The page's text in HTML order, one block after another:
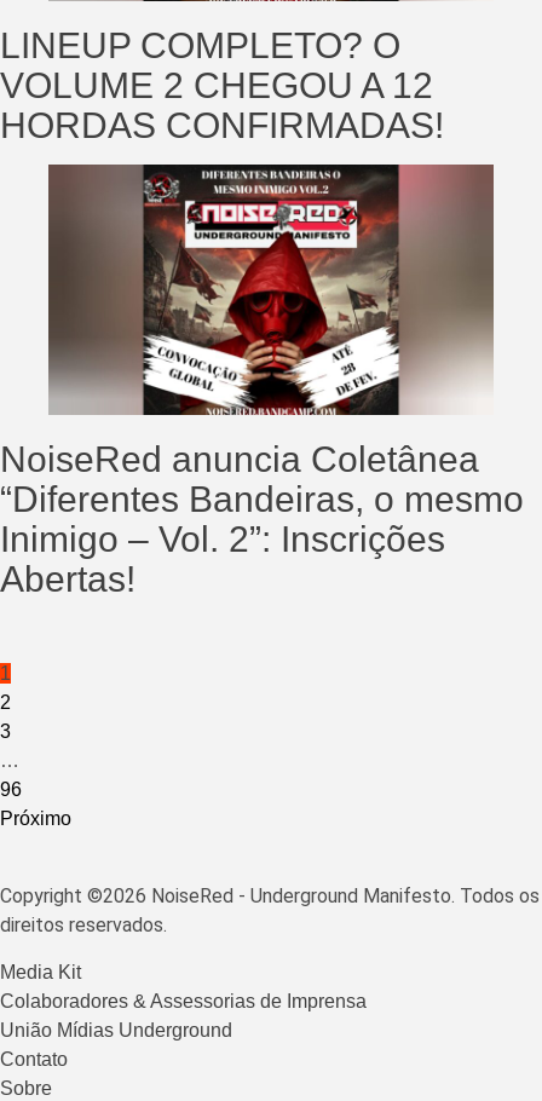
LINEUP COMPLETO? O
VOLUME 2 CHEGOU A 12
HORDAS CONFIRMADAS!
NoiseRed anuncia Coletânea
“Diferentes Bandeiras, o mesmo
Inimigo – Vol. 2”: Inscrições
Abertas!
Paginação
de
posts
1
2
3
…
96
Próximo
Copyright ©2026 NoiseRed - Underground Manifesto. Todos os
direitos reservados.
Media Kit
Colaboradores & Assessorias de Imprensa
União Mídias Underground
Contato
Sobre